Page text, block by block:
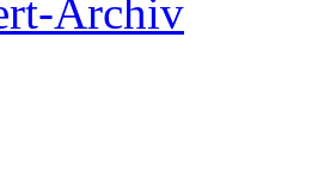
Archiv